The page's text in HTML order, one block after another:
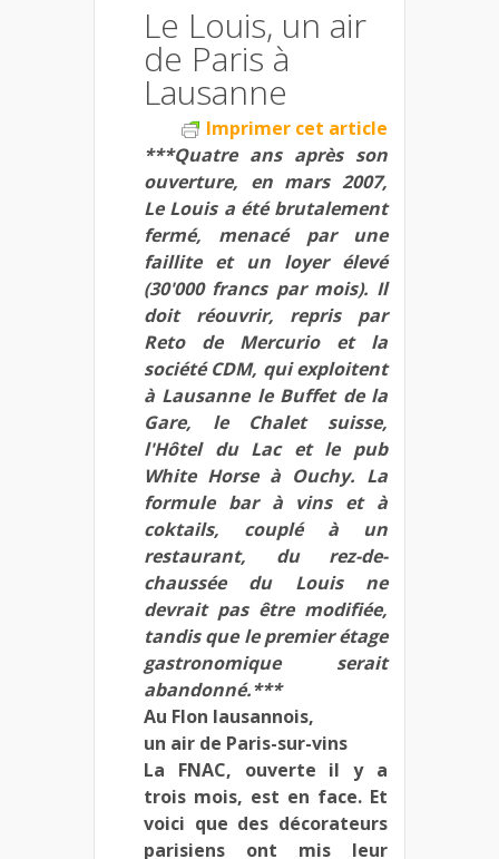
Le Louis, un air
de Paris à
Lausanne
Imprimer cet article
***Quatre ans après son
ouverture, en mars 2007,
Le Louis a été brutalement
fermé, menacé par une
faillite et un loyer élevé
(30'000 francs par mois). Il
doit réouvrir, repris par
Reto de Mercurio et la
société CDM, qui exploitent
à Lausanne le Buffet de la
Gare, le Chalet suisse,
l'Hôtel du Lac et le pub
White Horse à Ouchy. La
formule bar à vins et à
coktails, couplé à un
restaurant, du rez-de-
chaussée du Louis ne
devrait pas être modifiée,
tandis que le premier étage
gastronomique serait
abandonné.***
Au Flon lausannois,
un air de Paris-sur-vins
La FNAC, ouverte il y a
trois mois, est en face. Et
voici que des décorateurs
parisiens ont mis leur